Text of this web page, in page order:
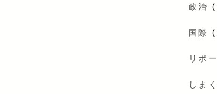
政治
国際
リポ
しま